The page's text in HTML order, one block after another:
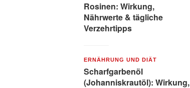
Rosinen: Wirkung,
Nährwerte & tägliche
Verzehrtipps
ERNÄHRUNG UND DIÄT
Scharfgarbenöl
(Johanniskrautöl): Wirkung,